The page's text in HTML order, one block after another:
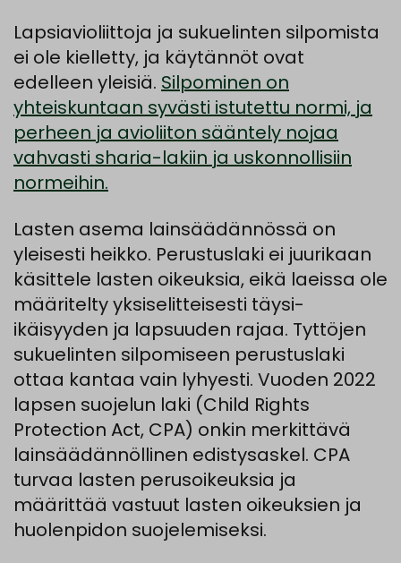
Lapsiavioliittoja ja sukuelinten silpomista
ei ole kielletty, ja käytännöt ovat
edelleen yleisiä. Silpominen on
yhteiskuntaan syvästi istutettu normi, ja
perheen ja avioliiton sääntely nojaa
vahvasti sharia-lakiin ja uskonnollisiin
normeihin.
Lasten asema lainsäädännössä on
yleisesti heikko. Perustuslaki ei juurikaan
käsittele lasten oikeuksia, eikä laeissa ole
määritelty yksiselitteisesti täysi-
ikäisyyden ja lapsuuden rajaa. Tyttöjen
sukuelinten silpomiseen perustuslaki
ottaa kantaa vain lyhyesti. Vuoden 2022
lapsen suojelun laki (Child Rights
Protection Act, CPA) onkin merkittävä
lainsäädännöllinen edistysaskel. CPA
turvaa lasten perusoikeuksia ja
määrittää vastuut lasten oikeuksien ja
huolenpidon suojelemiseksi.